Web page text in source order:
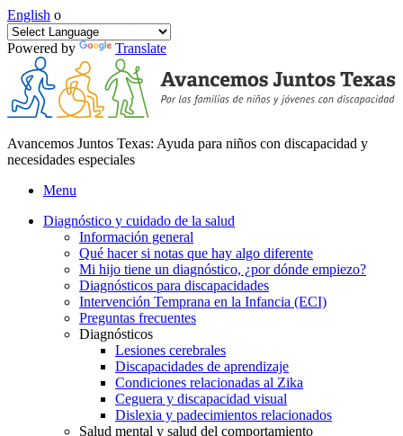
English o
Powered by Translate
Avancemos Juntos Texas: Ayuda para niños con discapacidad y
necesidades especiales
Menu
Diagnóstico y cuidado de la salud
Información general
Qué hacer si notas que hay algo diferente
Mi hijo tiene un diagnóstico, ¿por dónde empiezo?
Diagnósticos para discapacidades
Intervención Temprana en la Infancia (ECI)
Preguntas frecuentes
Diagnósticos
Lesiones cerebrales
Discapacidades de aprendizaje
Condiciones relacionadas al Zika
Ceguera y discapacidad visual
Dislexia y padecimientos relacionados
Salud mental y salud del comportamiento